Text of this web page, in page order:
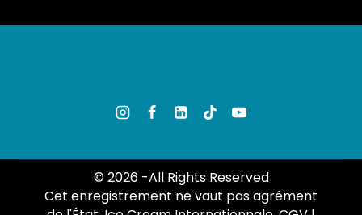
© 2026 -All Rights Reserved
Cet enregistrement ne vaut pas agrément